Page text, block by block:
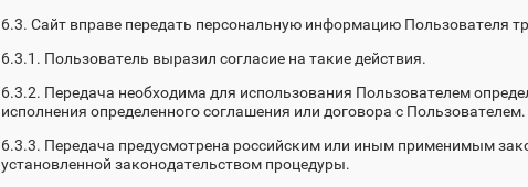
6.3. Сайт вправе передать персональную информацию Пользователя
6.3.1. Пользователь выразил согласие на такие действия.
6.3.2. Передача необходима для использования Пользователем
исполнения определенного соглашения или договора с Пользователем.
6.3.3. Передача предусмотрена российским или иным применимым
установленной законодательством процедуры.